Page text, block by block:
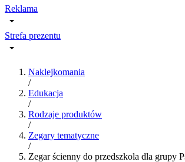
Reklama
Strefa prezentu
Naklejkomania
/
Edukacja
/
Rodzaje produktów
/
Zegary tematyczne
/
Zegar ścienny do przedszkola dla grupy